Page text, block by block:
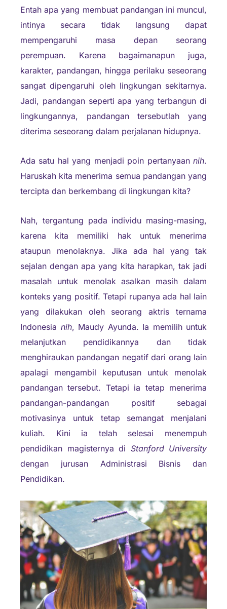
Entah apa yang membuat pandangan ini muncul,
intinya secara tidak langsung dapat
mempengaruhi masa depan seorang
perempuan. Karena bagaimanapun juga,
karakter, pandangan, hingga perilaku seseorang
sangat dipengaruhi oleh lingkungan sekitarnya.
Jadi, pandangan seperti apa yang terbangun di
lingkungannya, pandangan tersebutlah yang
diterima seseorang dalam perjalanan hidupnya.
Ada satu hal yang menjadi poin pertanyaan nih.
Haruskah kita menerima semua pandangan yang
tercipta dan berkembang di lingkungan kita?
Nah, tergantung pada individu masing-masing,
karena kita memiliki hak untuk menerima
ataupun menolaknya. Jika ada hal yang tak
sejalan dengan apa yang kita harapkan, tak jadi
masalah untuk menolak asalkan masih dalam
konteks yang positif. Tetapi rupanya ada hal lain
yang dilakukan oleh seorang aktris ternama
Indonesia nih, Maudy Ayunda. Ia memilih untuk
melanjutkan pendidikannya dan tidak
menghiraukan pandangan negatif dari orang lain
apalagi mengambil keputusan untuk menolak
pandangan tersebut. Tetapi ia tetap menerima
pandangan-pandangan positif sebagai
motivasinya untuk tetap semangat menjalani
kuliah. Kini ia telah selesai menempuh
pendidikan magisternya di Stanford University
dengan jurusan Administrasi Bisnis dan
Pendidikan.